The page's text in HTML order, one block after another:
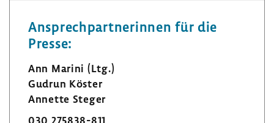
Ansprech­part­ne­rinnen für die
Presse:
Ann Marini (Ltg.)
Gudrun Köster
Annette Steger
030 275838-​811